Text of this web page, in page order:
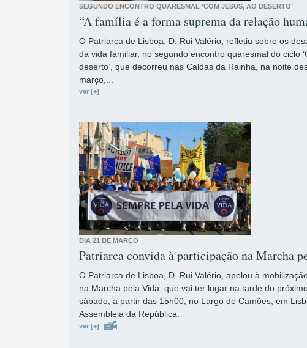
SEGUNDO ENCONTRO QUARESMAL ‘COM JESUS, AO DESERTO’
“A família é a forma suprema da relação
O Patriarca de Lisboa, D. Rui Valério, refletiu sobre os
da vida familiar, no segundo encontro quaresmal do ciclo
deserto’, que decorreu nas Caldas da Rainha, na noite
março,...
ver [+]
DIA 21 DE MARÇO
Patriarca convida à participação na Marcha
O Patriarca de Lisboa, D. Rui Valério, apelou à
na Marcha pela Vida, que vai ter lugar na tarde do
sábado, a partir das 15h00, no Largo de Camões, em
Assembleia da República.
ver [+]